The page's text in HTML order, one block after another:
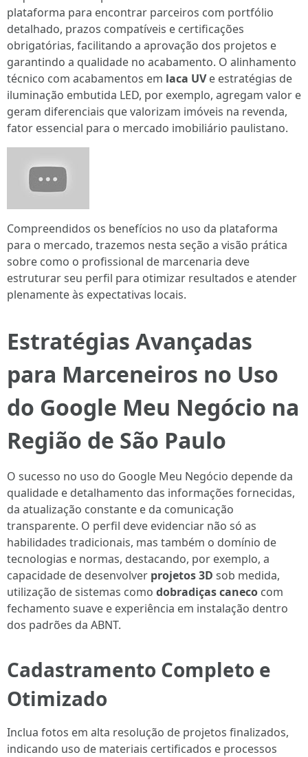
plataforma para encontrar parceiros com portfólio
detalhado, prazos compatíveis e certificações
obrigatórias, facilitando a aprovação dos projetos e
garantindo a qualidade no acabamento. O alinhamento
técnico com acabamentos em laca UVe estratégias de
iluminação embutida LED, por exemplo, agregam valor e
geram diferenciais que valorizam imóveis na revenda,
fator essencial para o mercado imobiliário paulistano.
Compreendidos os benefícios no uso da plataforma
para o mercado, trazemos nesta seção a visão prática
sobre como o profissional de marcenaria deve
estruturar seu perfil para otimizar resultados e atender
plenamente às expectativas locais.
Estratégias Avançadas
para Marceneiros no Uso
do Google Meu Negócio na
Região de São Paulo
O sucesso no uso do Google Meu Negócio depende da
qualidade e detalhamento das informações fornecidas,
da atualização constante e da comunicação
transparente. O perfil deve evidenciar não só as
habilidades tradicionais, mas também o domínio de
tecnologias e normas, destacando, por exemplo, a
capacidade de desenvolver projetos 3D sob medida,
utilização de sistemas como dobradiças caneco com
fechamento suave e experiência em instalação dentro
dos padrões da ABNT.
Cadastramento Completo e
Otimizado
Inclua fotos em alta resolução de projetos finalizados,
indicando uso de materiais certificados e processos